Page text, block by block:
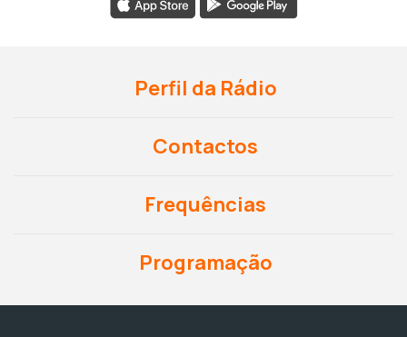
Perfil da Rádio
Contactos
Frequências
Programação